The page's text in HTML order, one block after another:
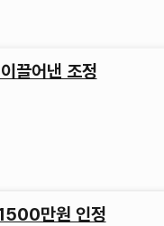
끌어낸 조정
만원 인정